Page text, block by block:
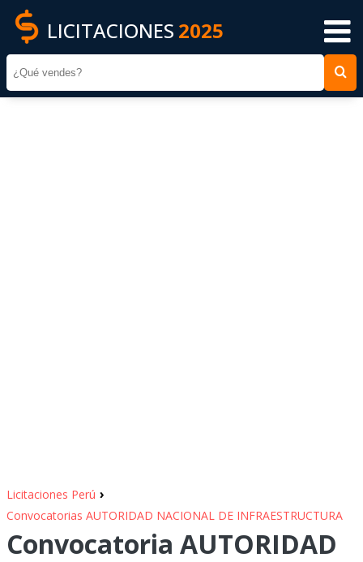
LICITACIONES 2025
Licitaciones Perú ›
Convocatorias AUTORIDAD NACIONAL DE INFRAESTRUCTURA
Convocatoria AUTORIDAD